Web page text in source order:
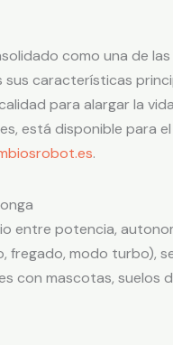
como una de
características
para alargar la
está disponible para
.
entre potencia,
fregado, modo turbo),
con mascotas, suelos